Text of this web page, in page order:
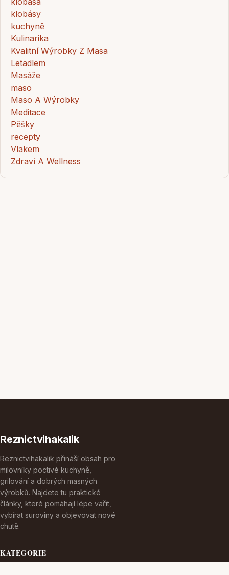
klobásy
kuchyně
Kulinarika
Kvalitní Wýrobky Z Masa
Letadlem
Masáže
maso
Maso A Wýrobky
Meditace
Pěšky
recepty
Vlakem
Zdraví A Wellness
Reznictvihakalik
Reznictvihakalik přináší obsah pro
milovníky poctivé kuchyně,
grilování a dobrých masných
výrobků. Najdete tu praktické
články, které pomáhají lépe vařit,
vybírat suroviny a objevovat nové
chutě.
KATEGORIE